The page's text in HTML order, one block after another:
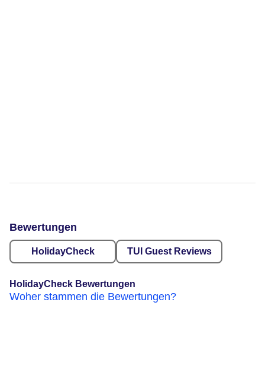
Bewertungen
HolidayCheck TUI Guest Reviews
HolidayCheck Bewertungen
Woher stammen die Bewertungen?